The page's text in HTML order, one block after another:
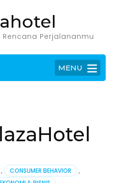
Perjalananmu
MENU
, CONSUMER BEHAVIOR
,